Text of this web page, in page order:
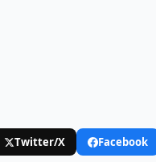
Twitter/X Facebook